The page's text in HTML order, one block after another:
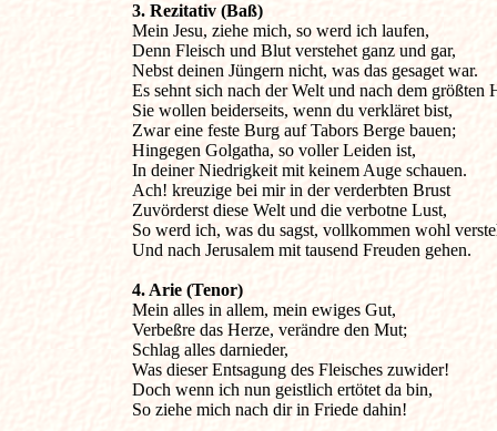
3. Rezitativ (Baß)
Mein Jesu, ziehe mich, so werd ich laufen,
Denn Fleisch und Blut verstehet ganz und gar,
Nebst deinen Jüngern nicht, was das gesaget war.
Es sehnt sich nach der Welt und nach dem größten
Sie wollen beiderseits, wenn du verkläret bist,
Zwar eine feste Burg auf Tabors Berge bauen;
Hingegen Golgatha, so voller Leiden ist,
In deiner Niedrigkeit mit keinem Auge schauen.
Ach! kreuzige bei mir in der verderbten Brust
Zuvörderst diese Welt und die verbotne Lust,
So werd ich, was du sagst, vollkommen wohl
Und nach Jerusalem mit tausend Freuden gehen.
4. Arie (Tenor)
Mein alles in allem, mein ewiges Gut,
Verbeßre das Herze, verändre den Mut;
Schlag alles darnieder,
Was dieser Entsagung des Fleisches zuwider!
Doch wenn ich nun geistlich ertötet da bin,
So ziehe mich nach dir in Friede dahin!